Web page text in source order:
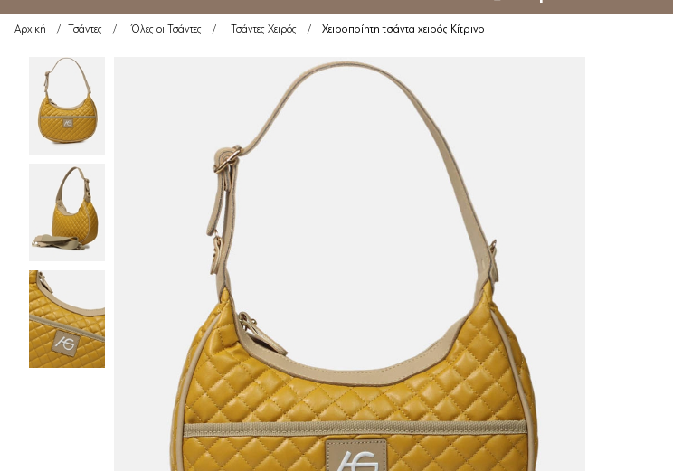
Αρχική / Τσάντες / Όλες οι Τσάντες / Τσάντες Χειρός / Χειροποίητη τσάντα χειρός Κίτρινο